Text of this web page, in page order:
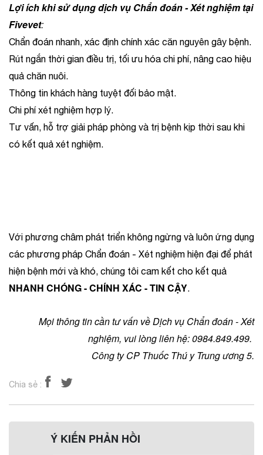
Lợi ích khi sử dụng dịch vụ Chẩn đoán - Xét nghiệm tại
Fivevet:
Chẩn đoán nhanh, xác định chính xác căn nguyên gây bệnh.
Rút ngắn thời gian điều trị, tối ưu hóa chi phí, nâng cao hiệu
quả chăn nuôi.
Thông tin khách hàng tuyệt đối bảo mật.
Chi phí xét nghiệm hợp lý.
Tư vấn, hỗ trợ giải pháp phòng và trị bệnh kịp thời sau khi
có kết quả xét nghiệm.
Với phương châm phát triển không ngừng và luôn ứng dụng
các phương pháp Chẩn đoán - Xét nghiệm hiện đại để phát
hiện bệnh mới và khó, chúng tôi cam kết cho kết quả
NHANH CHÓNG - CHÍNH XÁC - TIN CẬY.
Mọi thông tin cần tư vấn về Dịch vụ Chẩn đoán - Xét
nghiệm, vui lòng liên hệ: 0984.849.499.
Công ty CP Thuốc Thú y Trung ương 5.
Chia sẻ :
Ý KIẾN PHẢN HỒI